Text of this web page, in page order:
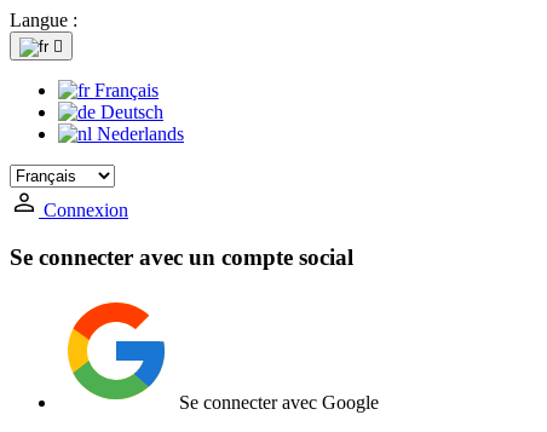
Langue :

Français
Deutsch
Nederlands
Connexion
Se connecter avec un compte social
Se connecter avec Google